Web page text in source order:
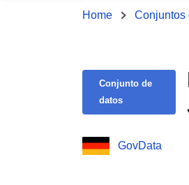
Home Conjuntos
Conjunto de
datos
GovData